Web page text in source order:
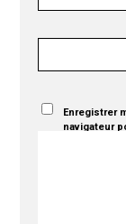
Enregistrer
navigateur